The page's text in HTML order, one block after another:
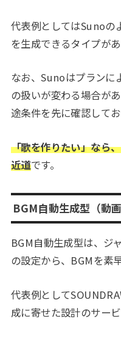
代表例としてはSunoの
を生成できるタイプがあ
なお、Sunoはプランに
の扱いが変わる場合が
途条件を先に確認して
「歌を作りたい」なら
近道です。
BGM自動生成型（動画
BGM自動生成型は、ジ
の設定から、BGMを素
代表例として
成に寄せた設計のサービ